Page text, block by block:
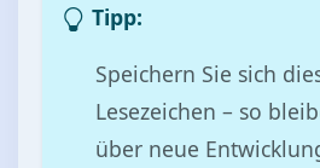
Tipp:
Speichern Sie sich
Lesezeichen – so
über neue